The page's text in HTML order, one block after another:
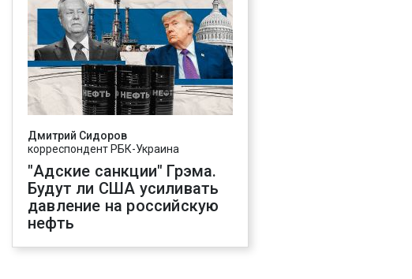
Дмитрий Сидоров
корреспондент РБК-Украина
"Адские санкции" Грэма.
Будут ли США усиливать
давление на российскую
нефть